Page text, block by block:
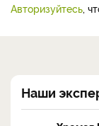
Авторизуйтесь,
Наши